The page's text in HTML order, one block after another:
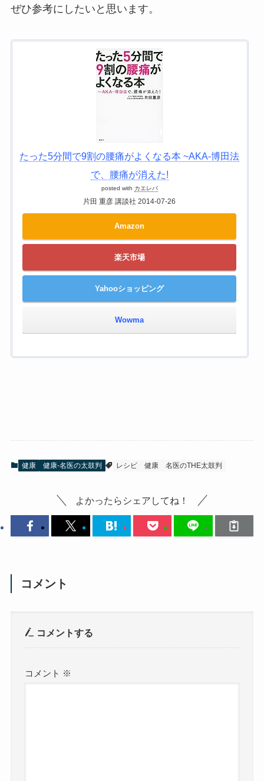
ぜひ参考にしたいと思います。
たった5分間で9割の腰痛がよくなる本 ~AKA-博田法
で、腰痛が消えた!
posted with カエレバ
片田 重彦 講談社 2014-07-26
Amazon
楽天市場
Yahooショッピング
Wowma
健康 健康-名医の太鼓判 レシピ 健康 名医のTHE太鼓判
よかったらシェアしてね！
コメント
コメントする
コメント ※